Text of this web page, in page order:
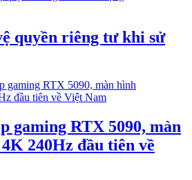
quyền riêng tư khi sử
gaming RTX 5090, màn
240Hz đầu tiên về